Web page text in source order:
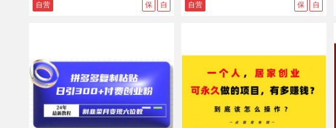
自营 自
保 自营 自
保